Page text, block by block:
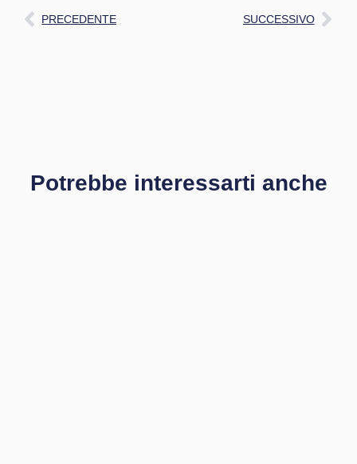
PRECEDENTE SUCCESSIVO
Potrebbe interessarti anche